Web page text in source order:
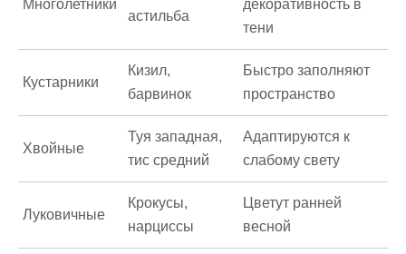
Многолетники
астильба
декоративность в
тени
Кустарники
Кизил,
барвинок
Быстро заполняют
пространство
Хвойные
Туя западная,
тис средний
Адаптируются к
слабому свету
Луковичные
Крокусы,
нарциссы
Цветут ранней
весной